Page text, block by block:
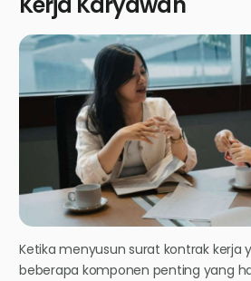
Ketika menyusun surat kontrak kerja
beberapa komponen penting yang